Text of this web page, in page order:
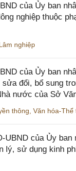
của Ủy ban
nghiệp thuộc
nghiệp
của Ủy ban
đổi, bổ sung
nước của Sở
thông Văn hóa-Thể
UBND của Ủy
lý, sử dụng kinh